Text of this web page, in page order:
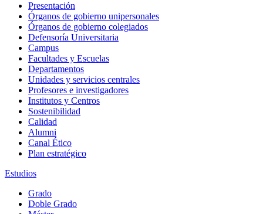
Presentación
Órganos de gobierno unipersonales
Órganos de gobierno colegiados
Defensoría Universitaria
Campus
Facultades y Escuelas
Departamentos
Unidades y servicios centrales
Profesores e investigadores
Institutos y Centros
Sostenibilidad
Calidad
Alumni
Canal Ético
Plan estratégico
Estudios
Grado
Doble Grado